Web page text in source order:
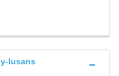
lusans